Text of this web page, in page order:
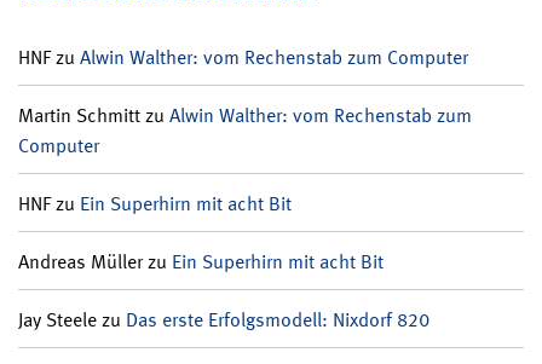
HNFzu Alwin Walther: vom Rechenstab zum Computer
Martin Schmittzu Alwin Walther: vom Rechenstab zum
Computer
HNFzu Ein Superhirn mit acht Bit
Andreas Müllerzu Ein Superhirn mit acht Bit
Jay Steelezu Das erste Erfolgsmodell: Nixdorf 820